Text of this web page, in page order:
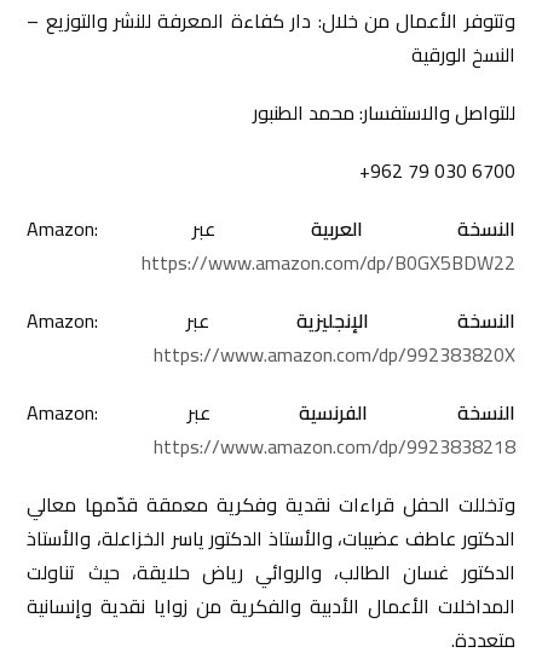
وتتوفر الأعمال من خلال: دار كفاءة المعرفة للنشر والتوزيع –
النسخ الورقية
للتواصل والاستفسار: محمد الطنبور
+962 79 030 6700
النسخة العربية عبر Amazon:
https://www.amazon.com/dp/B0GX5BDW22
النسخة الإنجليزيةعبر Amazon:
https://www.amazon.com/dp/992383820X
النسخة الفرنسيةعبر Amazon:
https://www.amazon.com/dp/9923838218
وتخللت الحفل قراءات نقدية وفكرية معمقة قدّمها معالي
الدكتور عاطف عضيبات، والأستاذ الدكتور ياسر الخزاعلة، والأستاذ
الدكتور غسان الطالب، والروائي رياض حلايقة، حيث تناولت
المداخلات الأعمال الأدبية والفكرية من زوايا نقدية وإنسانية
متعددة.